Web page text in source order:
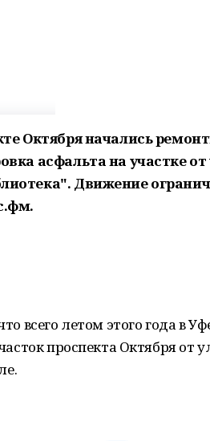
Октября начались
асфальта на участке
Движение
всего летом этого года в
проспекта Октября от